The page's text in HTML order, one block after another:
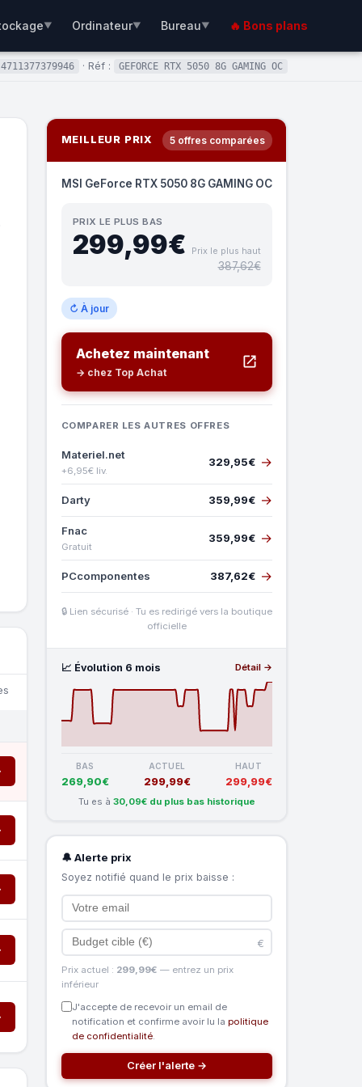
▼ Ordinateur▼ Bureau▼ 🔥 Bons plans
4711377379946 · Réf : GEFORCE RTX 5050 8G GAMING OC
MEILLEUR PRIX 5 offres comparées
MSI GeForce RTX 5050 8G GAMING OC
PRIX LE PLUS BAS
299,99€ Prix le plus haut
387,62€
↻ À jour
Achetez maintenant
→ chez Top Achat
COMPARER LES AUTRES OFFRES
Materiel.net
+6,95€ liv.
329,95€ →
Darty 359,99€ →
Fnac
Gratuit
359,99€ →
PCcomponentes 387,62€ →
🔒 Lien sécurisé · Tu es redirigé vers la boutique
officielle
📈 Évolution 6 mois Détail →
BAS
269,90€
ACTUEL
299,99€
HAUT
299,99€
Tu es à 30,09€ du plus bas historique
🔔 Alerte prix
Soyez notifié quand le prix baisse :
€
Prix actuel : 299,99€ — entrez un prix
inférieur
J'accepte de recevoir un email de
notification et confirme avoir lu la politique
de confidentialité.
Créer l'alerte →